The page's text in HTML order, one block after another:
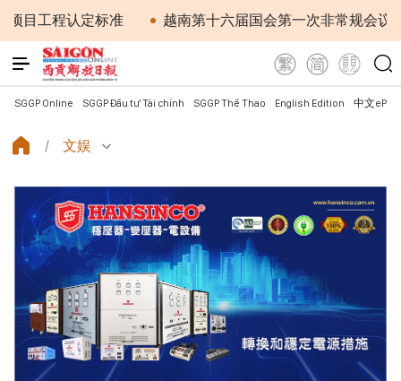
定标准 越南第十六届国会第一次非常规会议：简化行政
SGGP Online SGGP Đầu tư Tài chính SGGP Thể Thao English Edition 中文
文娱